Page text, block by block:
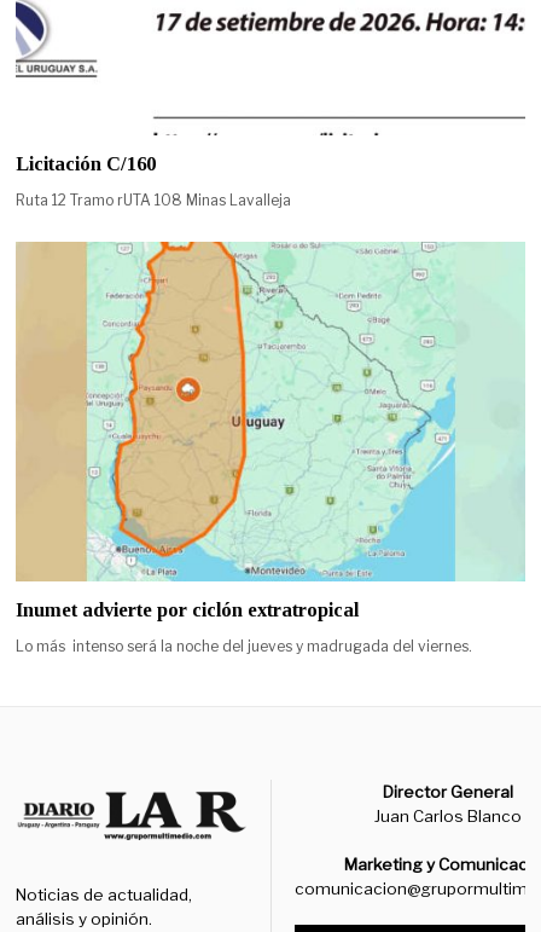
Licitación C/160
Ruta 12 Tramo rUTA 108 Minas Lavalleja
Inumet advierte por ciclón extratropical
Lo más intenso será la noche del jueves y madrugada del viernes.
Noticias de actualidad,
análisis y opinión.
Director General
Juan Carlos Blanco
Marketing y